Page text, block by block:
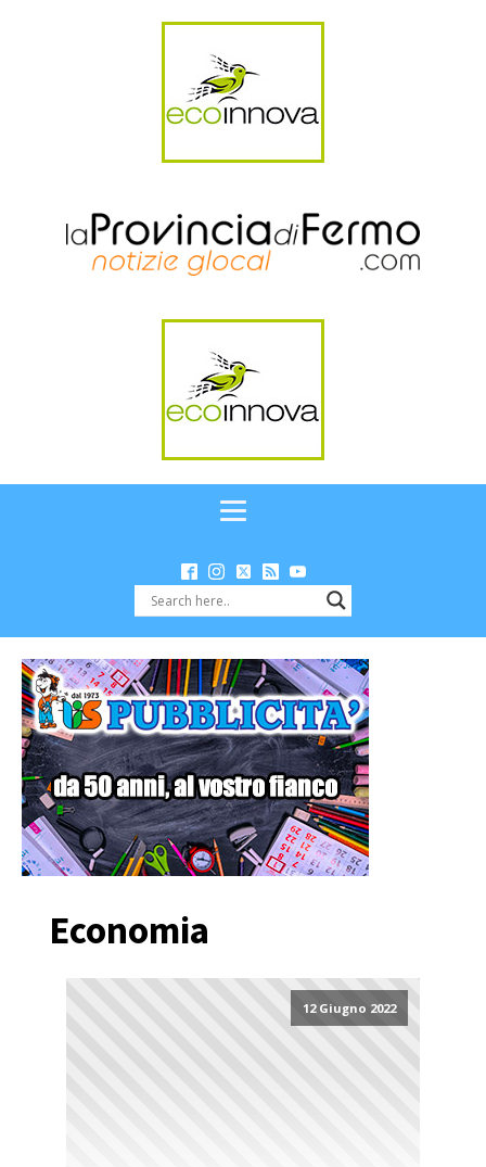
Economia
12 Giugno 2022